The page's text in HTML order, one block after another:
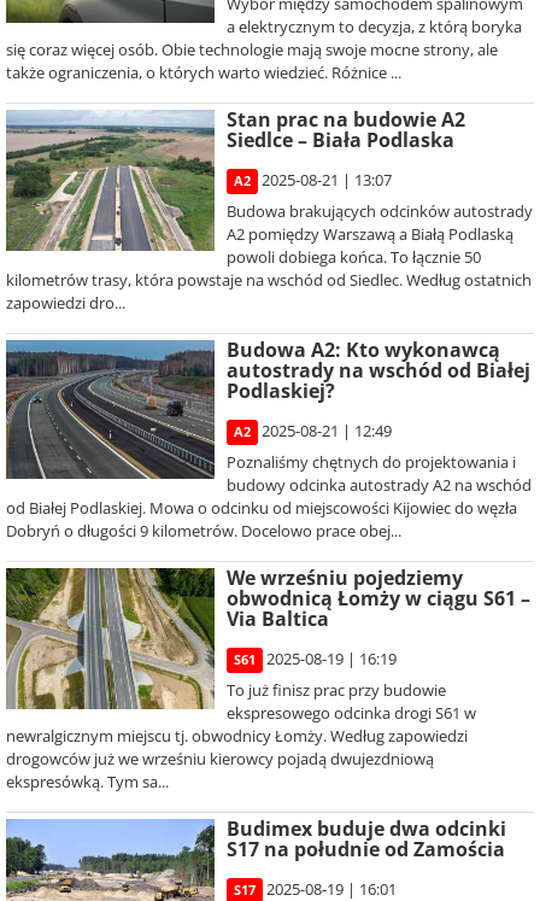
a elektrycznym to decyzja, z którą boryka
się coraz więcej osób. Obie technologie mają swoje mocne strony, ale
także ograniczenia, o których warto wiedzieć. Różnice ...
Stan prac na budowie A2
Siedlce – Biała Podlaska
A2
2025-08-21 | 13:07
Budowa brakujących odcinków autostrady
A2 pomiędzy Warszawą a Białą Podlaską
powoli dobiega końca. To łącznie 50
kilometrów trasy, która powstaje na wschód od Siedlec. Według ostatnich
zapowiedzi dro...
Budowa A2: Kto wykonawcą
autostrady na wschód od Białej
Podlaskiej?
A2
2025-08-21 | 12:49
Poznaliśmy chętnych do projektowania i
budowy odcinka autostrady A2 na wschód
od Białej Podlaskiej. Mowa o odcinku od miejscowości Kijowiec do węzła
Dobryń o długości 9 kilometrów. Docelowo prace obej...
We wrześniu pojedziemy
obwodnicą Łomży w ciągu S61 –
Via Baltica
S61
2025-08-19 | 16:19
To już finisz prac przy budowie
ekspresowego odcinka drogi S61 w
newralgicznym miejscu tj. obwodnicy Łomży. Według zapowiedzi
drogowców już we wrześniu kierowcy pojadą dwujezdniową
ekspresówką. Tym sa...
Budimex buduje dwa odcinki
S17 na południe od Zamościa
S17
2025-08-19 | 16:01